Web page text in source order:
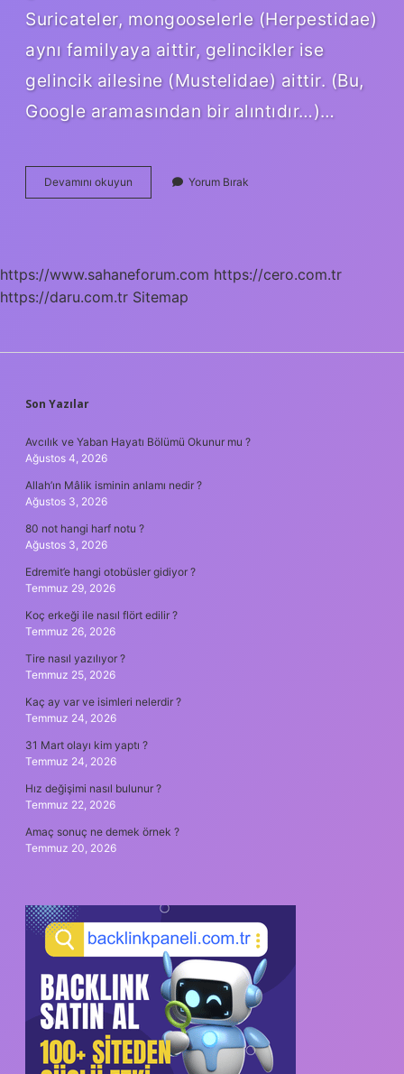
Suricateler, mongooselerle (Herpestidae)
aynı familyaya aittir, gelincikler ise
gelincik ailesine (Mustelidae) aittir. (Bu,
Google aramasından bir alıntıdır…)…
Devamını okuyun
Ve
Yorum Bırak
https://www.sahaneforum.com https://cero.com.tr
https://daru.com.tr Sitemap
SIDEBAR
Son Yazılar
Avcılık ve Yaban Hayatı Bölümü Okunur mu ?
Ağustos 4, 2026
Allah’ın Mâlik isminin anlamı nedir ?
Ağustos 3, 2026
80 not hangi harf notu ?
Ağustos 3, 2026
Edremit’e hangi otobüsler gidiyor ?
Temmuz 29, 2026
Koç erkeği ile nasıl flört edilir ?
Temmuz 26, 2026
Tire nasıl yazılıyor ?
Temmuz 25, 2026
Kaç ay var ve isimleri nelerdir ?
Temmuz 24, 2026
31 Mart olayı kim yaptı ?
Temmuz 24, 2026
Hız değişimi nasıl bulunur ?
Temmuz 22, 2026
Amaç sonuç ne demek örnek ?
Temmuz 20, 2026